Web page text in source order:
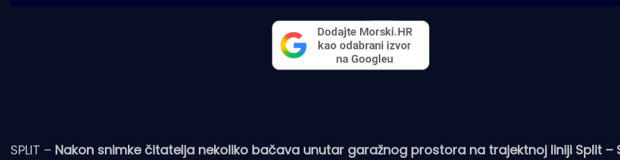
SPLIT – Nakon snimke čitatelja nekoliko bačava unutar garažnog prostora na trajektnoj liniji Split –